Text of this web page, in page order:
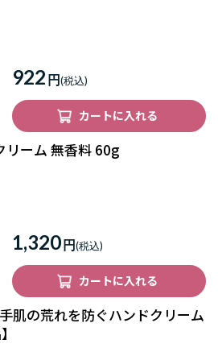
922 円
カートに入れる
リーム 無香料 60g
1,320 円
カートに入れる
肌の荒れを防ぐハンドクリーム